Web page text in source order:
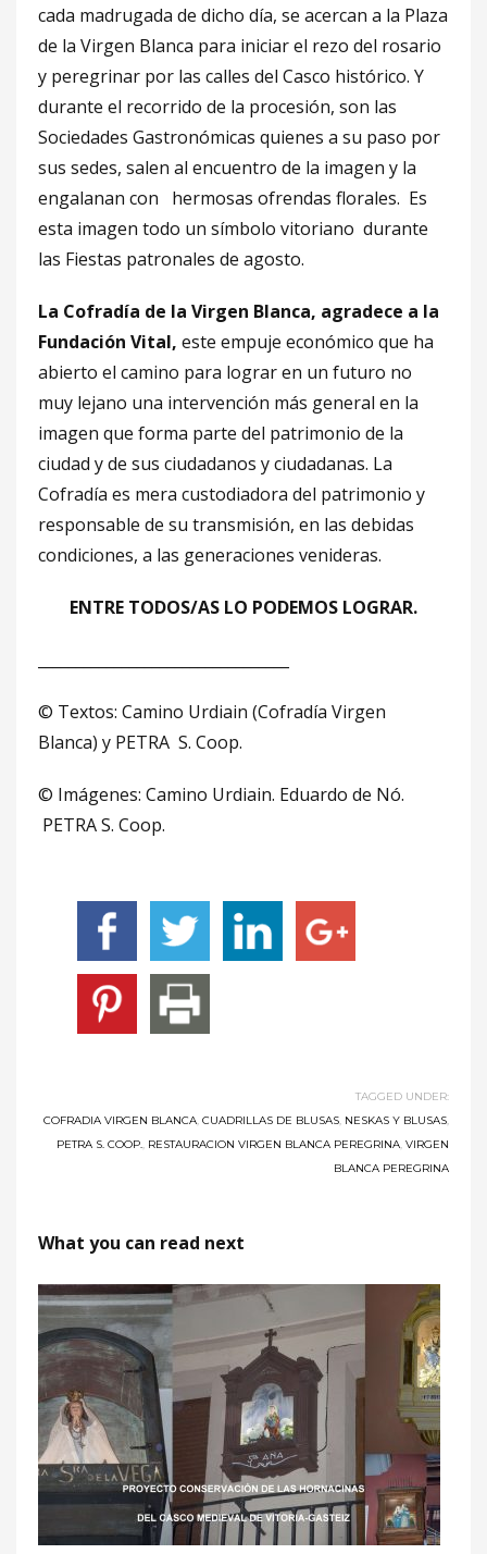
cada madrugada de dicho día, se acercan a la Plaza
de la Virgen Blanca para iniciar el rezo del rosario
y peregrinar por las calles del Casco histórico. Y
durante el recorrido de la procesión, son las
Sociedades Gastronómicas quienes a su paso por
sus sedes, salen al encuentro de la imagen y la
engalanan con hermosas ofrendas florales. Es
esta imagen todo un símbolo vitoriano durante
las Fiestas patronales de agosto.
La Cofradía de la Virgen Blanca, agradece a la
Fundación Vital, este empuje económico que ha
abierto el camino para lograr en un futuro no
muy lejano una intervención más general en la
imagen que forma parte del patrimonio de la
ciudad y de sus ciudadanos y ciudadanas. La
Cofradía es mera custodiadora del patrimonio y
responsable de su transmisión, en las debidas
condiciones, a las generaciones venideras.
ENTRE TODOS/AS LO PODEMOS LOGRAR.
© Textos: Camino Urdiain (Cofradía Virgen
Blanca) y PETRA S. Coop.
© Imágenes: Camino Urdiain. Eduardo de Nó.
PETRA S. Coop.
TAGGED UNDER:
COFRADIA VIRGEN BLANCA CUADRILLAS DE BLUSAS NESKAS Y BLUSAS
PETRA S. COOP.
RESTAURACION VIRGEN BLANCA PEREGRINA VIRGEN
BLANCA PEREGRINA
What you can read next